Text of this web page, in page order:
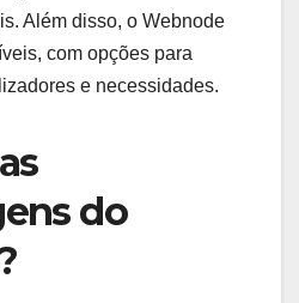
Além disso, o Webnode
com opções para
e necessidades.
do